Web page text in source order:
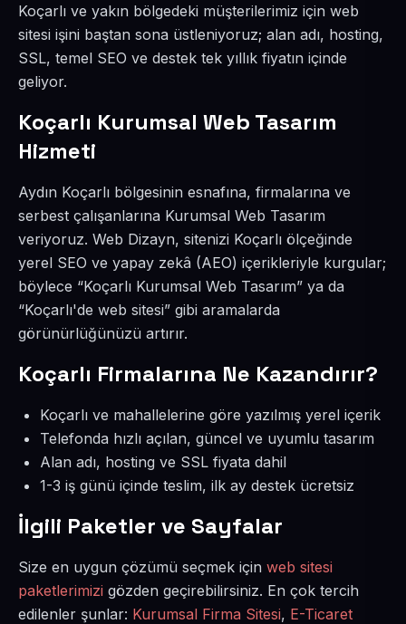
Koçarlı ve yakın bölgedeki müşterilerimiz için web
sitesi işini baştan sona üstleniyoruz; alan adı, hosting,
SSL, temel SEO ve destek tek yıllık fiyatın içinde
geliyor.
Koçarlı Kurumsal Web Tasarım
Hizmeti
Aydın Koçarlı bölgesinin esnafına, firmalarına ve
serbest çalışanlarına Kurumsal Web Tasarım
veriyoruz. Web Dizayn, sitenizi Koçarlı ölçeğinde
yerel SEO ve yapay zekâ (AEO) içerikleriyle kurgular;
böylece “Koçarlı Kurumsal Web Tasarım” ya da
“Koçarlı'de web sitesi” gibi aramalarda
görünürlüğünüzü artırır.
Koçarlı Firmalarına Ne Kazandırır?
Koçarlı ve mahallelerine göre yazılmış yerel içerik
Telefonda hızlı açılan, güncel ve uyumlu tasarım
Alan adı, hosting ve SSL fiyata dahil
1-3 iş günü içinde teslim, ilk ay destek ücretsiz
İlgili Paketler ve Sayfalar
Size en uygun çözümü seçmek için web sitesi
paketlerimizi gözden geçirebilirsiniz. En çok tercih
edilenler şunlar: Kurumsal Firma Sitesi, E-Ticaret